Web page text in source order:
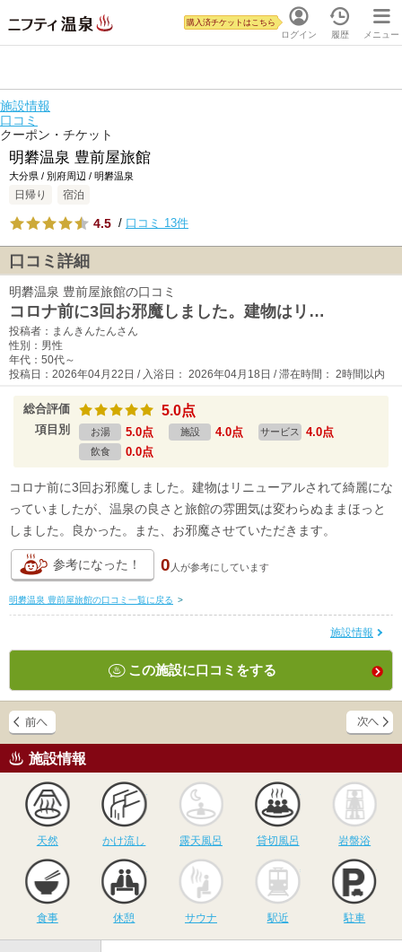
ログイン
購入済チケットはこちら
履歴 メニュー
施設情報
口コミ
クーポン・チケット
明礬温泉 豊前屋旅館
大分県 / 別府周辺 / 明礬温泉
日帰り 宿泊
4.5 / 口コミ 13件
口コミ詳細
明礬温泉 豊前屋旅館の口コミ
コロナ前に3回お邪魔しました。建物はリ…
投稿者：まんきんたんさん
性別：男性
年代：50代～
投稿日：2026年04月22日 / 入浴日： 2026年04月18日 / 滞在時間： 2時間以内
総合評価 5.0点
項目別 お湯 5.0点 施設 4.0点 サービス 4.0点
飲食 0.0点
コロナ前に3回お邪魔しました。建物はリニューアルされて綺麗にな
っていましたが、温泉の良さと旅館の雰囲気は変わらぬままほっと
しました。良かった。また、お邪魔させていただきます。
参考になった！ 0 人が参考にしています
明礬温泉 豊前屋旅館の口コミ一覧に戻る >
施設情報
この施設に口コミをする
施設情報
天然
かけ流し
かけ流し
露天風呂
露天風呂
貸切風呂
貸切風呂 岩盤浴
食事 休憩
サウナ
サウナ 駅近 駐車